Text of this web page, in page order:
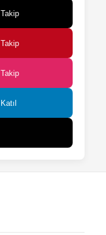
Takip
Takip
Takip
Katıl